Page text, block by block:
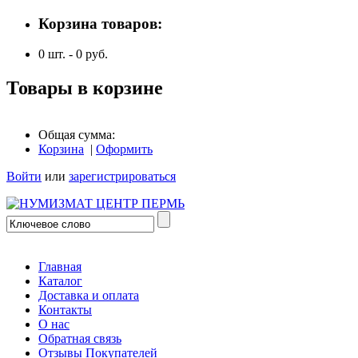
Корзина товаров:
0 шт. - 0 руб.
Товары в корзине
Общая сумма:
Корзина | Оформить
Войти или зарегистрироваться
Главная
Каталог
Доставка и оплата
Контакты
О нас
Обратная связь
Отзывы Покупателей